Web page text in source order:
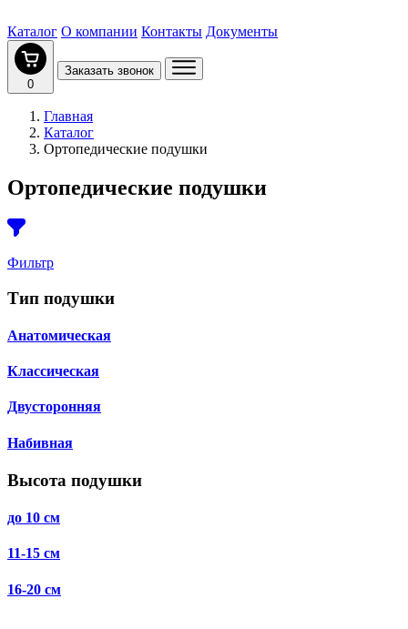
Каталог О компании Контакты Документы
0
Заказать звонок
Главная
Каталог
Ортопедические подушки
Ортопедические подушки
Фильтр
Тип подушки
Анатомическая
Классическая
Двусторонняя
Набивная
Высота подушки
до 10 см
11-15 см
16-20 см